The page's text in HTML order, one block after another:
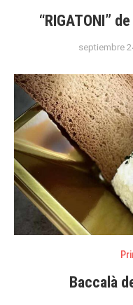
“RIGATONI”
septiembre
Baccalà